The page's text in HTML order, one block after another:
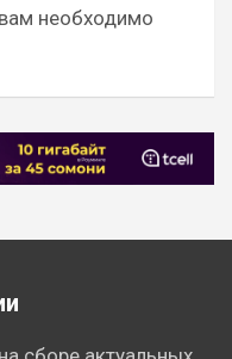
необходимо